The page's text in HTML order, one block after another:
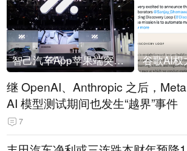
智己汽车App苹果端突然“下架”
继 OpenAI、Anthropic 之后，Meta
AI 模型测试期间也发生“越界”事件
7